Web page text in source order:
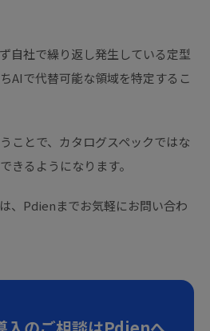
自社で繰り返し発生している定型
AIで代替可能な領域を特定するこ
ことで、カタログスペックではな
きるようになります。
、Pdienまでお気軽にお問い合わ